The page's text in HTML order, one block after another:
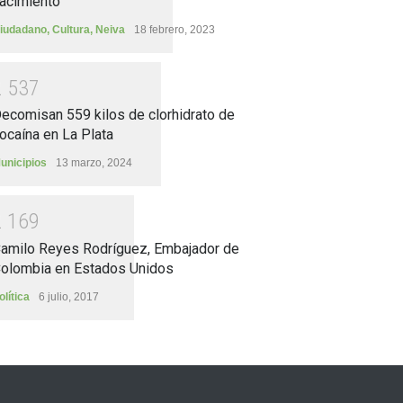
, Cultura, Neiva 18 febrero, 2023
537
559 kilos de clorhidrato de
en La Plata
13 marzo, 2024
1 69
Reyes Rodríguez, Embajador de
en Estados Unidos
6 julio, 2017